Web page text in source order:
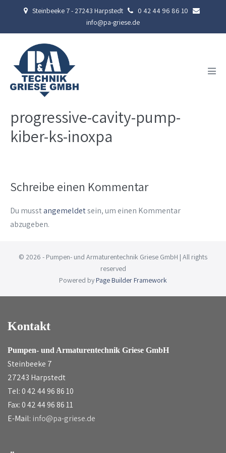
springen
Steinbeeke 7 - 27243 Harpstedt
0 42 44 96 86 10
info@pa-griese.de
progressive-cavity-pump-
kiber-ks-inoxpa
Schreibe einen Kommentar
Du musstangemeldetsein, um einen Kommentar
abzugeben.
© 2026 - Pumpen- und Armaturentechnik Griese GmbH | All rights
reserved
Powered by Page Builder Framework
Kontakt
Pumpen- und Armaturentechnik Griese GmbH
Steinbeeke 7
27243 Harpstedt
Tel: 0 42 44 96 86 10
Fax: 0 42 44 96 86 11
E-Mail: info@pa-griese.de